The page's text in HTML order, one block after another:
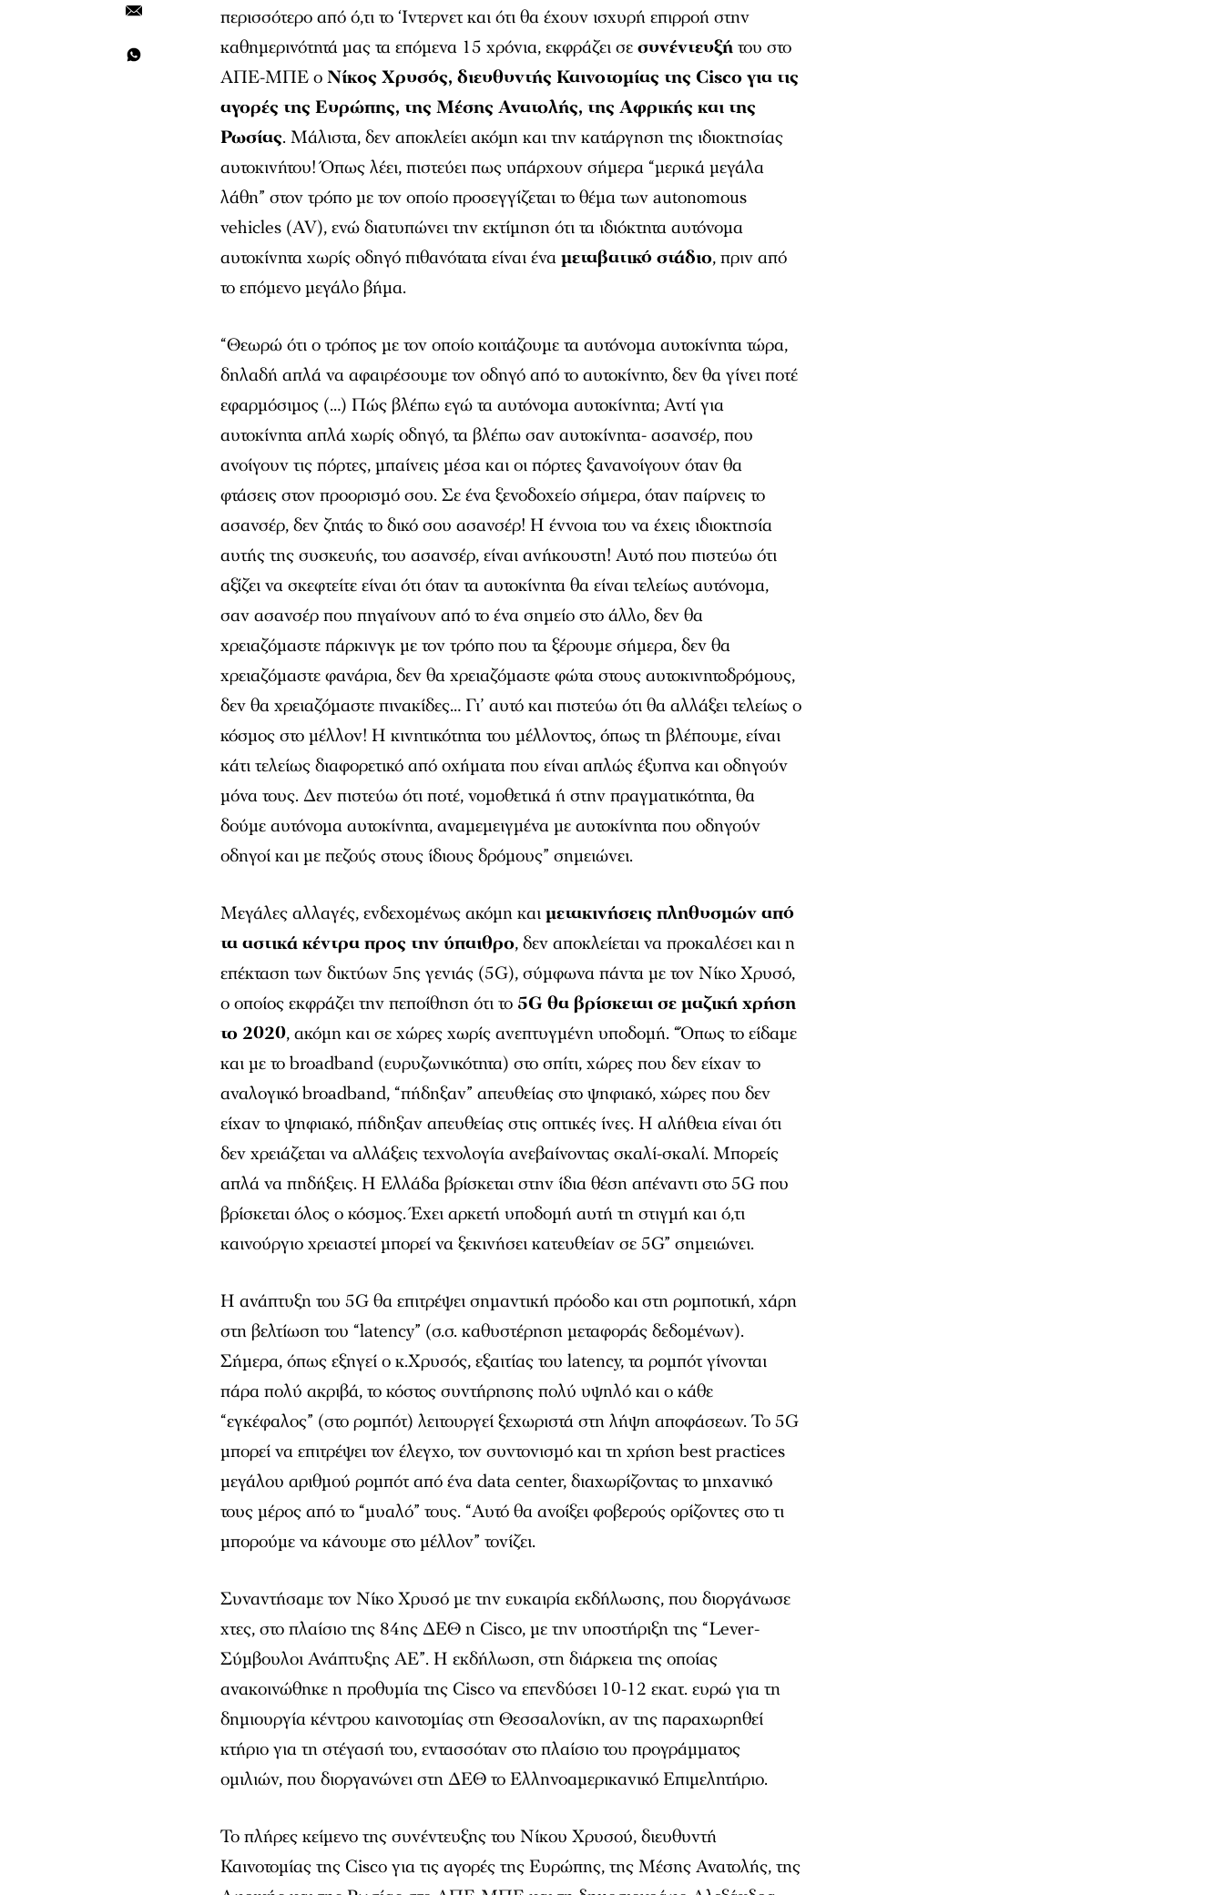
περισσότερο από ό,τι το ‘Ιντερνετ και ότι θα έχουν ισχυρή επιρροή στην
καθημερινότητά μας τα επόμενα 15 χρόνια, εκφράζει σεσυνέντευξήτου στο
ΑΠΕ-ΜΠΕ οΝίκος Χρυσός, διευθυντής Καινοτομίας της Cisco για τις
αγορές της Ευρώπης, της Μέσης Ανατολής, της Αφρικής και της
Ρωσίας. Μάλιστα, δεν αποκλείει ακόμη και την κατάργηση της ιδιοκτησίας
αυτοκινήτου! Όπως λέει, πιστεύει πως υπάρχουν σήμερα “μερικά μεγάλα
λάθη” στον τρόπο με τον οποίο προσεγγίζεται το θέμα των autonomous
vehicles (AV), ενώ διατυπώνει την εκτίμηση ότι τα ιδιόκτητα αυτόνομα
αυτοκίνητα χωρίς οδηγό πιθανότατα είναι έναμεταβατικό στάδιο, πριν από
το επόμενο μεγάλο βήμα.
“Θεωρώ ότι ο τρόπος με τον οποίο κοιτάζουμε τα αυτόνομα αυτοκίνητα τώρα,
δηλαδή απλά να αφαιρέσουμε τον οδηγό από το αυτοκίνητο, δεν θα γίνει ποτέ
εφαρμόσιμος (…) Πώς βλέπω εγώ τα αυτόνομα αυτοκίνητα; Αντί για
αυτοκίνητα απλά χωρίς οδηγό, τα βλέπω σαν αυτοκίνητα- ασανσέρ, που
ανοίγουν τις πόρτες, μπαίνεις μέσα και οι πόρτες ξανανοίγουν όταν θα
φτάσεις στον προορισμό σου. Σε ένα ξενοδοχείο σήμερα, όταν παίρνεις το
ασανσέρ, δεν ζητάς το δικό σου ασανσέρ! Η έννοια του να έχεις ιδιοκτησία
αυτής της συσκευής, του ασανσέρ, είναι ανήκουστη! Αυτό που πιστεύω ότι
αξίζει να σκεφτείτε είναι ότι όταν τα αυτοκίνητα θα είναι τελείως αυτόνομα,
σαν ασανσέρ που πηγαίνουν από το ένα σημείο στο άλλο, δεν θα
χρειαζόμαστε πάρκινγκ με τον τρόπο που τα ξέρουμε σήμερα, δεν θα
χρειαζόμαστε φανάρια, δεν θα χρειαζόμαστε φώτα στους αυτοκινητοδρόμους,
δεν θα χρειαζόμαστε πινακίδες… Γι’ αυτό και πιστεύω ότι θα αλλάξει τελείως ο
κόσμος στο μέλλον! Η κινητικότητα του μέλλοντος, όπως τη βλέπουμε, είναι
κάτι τελείως διαφορετικό από οχήματα που είναι απλώς έξυπνα και οδηγούν
μόνα τους. Δεν πιστεύω ότι ποτέ, νομοθετικά ή στην πραγματικότητα, θα
δούμε αυτόνομα αυτοκίνητα, αναμεμειγμένα με αυτοκίνητα που οδηγούν
οδηγοί και με πεζούς στους ίδιους δρόμους” σημειώνει.
Μεγάλες αλλαγές, ενδεχομένως ακόμη καιμετακινήσεις πληθυσμών από
τα αστικά κέντρα προς την ύπαιθρο, δεν αποκλείεται να προκαλέσει και η
επέκταση των δικτύων 5ης γενιάς (5G), σύμφωνα πάντα με τον Νίκο Χρυσό,
ο οποίος εκφράζει την πεποίθηση ότι το 5G θα βρίσκεται σε μαζική χρήση
το 2020, ακόμη και σε χώρες χωρίς ανεπτυγμένη υποδομή. “Όπως το είδαμε
και με το broadband (ευρυζωνικότητα) στο σπίτι, χώρες που δεν είχαν το
αναλογικό broadband, “πήδηξαν” απευθείας στο ψηφιακό, χώρες που δεν
είχαν το ψηφιακό, πήδηξαν απευθείας στις οπτικές ίνες. Η αλήθεια είναι ότι
δεν χρειάζεται να αλλάξεις τεχνολογία ανεβαίνοντας σκαλί-σκαλί. Μπορείς
απλά να πηδήξεις. Η Ελλάδα βρίσκεται στην ίδια θέση απέναντι στο 5G που
βρίσκεται όλος ο κόσμος. Έχει αρκετή υποδομή αυτή τη στιγμή και ό,τι
καινούργιο χρειαστεί μπορεί να ξεκινήσει κατευθείαν σε 5G” σημειώνει.
Η ανάπτυξη του 5G θα επιτρέψει σημαντική πρόοδο και στη ρομποτική, χάρη
στη βελτίωση του “latency” (σ.σ. καθυστέρηση μεταφοράς δεδομένων).
Σήμερα, όπως εξηγεί ο κ.Χρυσός, εξαιτίας του latency, τα ρομπότ γίνονται
πάρα πολύ ακριβά, το κόστος συντήρησης πολύ υψηλό και ο κάθε
“εγκέφαλος” (στο ρομπότ) λειτουργεί ξεχωριστά στη λήψη αποφάσεων. Το 5G
μπορεί να επιτρέψει τον έλεγχο, τον συντονισμό και τη χρήση best practices
μεγάλου αριθμού ρομπότ από ένα data center, διαχωρίζοντας το μηχανικό
τους μέρος από το “μυαλό” τους. “Αυτό θα ανοίξει φοβερούς ορίζοντες στο τι
μπορούμε να κάνουμε στο μέλλον” τονίζει.
Συναντήσαμε τον Νίκο Χρυσό με την ευκαιρία εκδήλωσης, που διοργάνωσε
χτες, στο πλαίσιο της 84ης ΔΕΘ η Cisco, με την υποστήριξη της “Lever-
Σύμβουλοι Ανάπτυξης ΑΕ”. Η εκδήλωση, στη διάρκεια της οποίας
ανακοινώθηκε η προθυμία της Cisco να επενδύσει 10-12 εκατ. ευρώ για τη
δημιουργία κέντρου καινοτομίας στη Θεσσαλονίκη, αν της παραχωρηθεί
κτήριο για τη στέγασή του, εντασσόταν στο πλαίσιο του προγράμματος
ομιλιών, που διοργανώνει στη ΔΕΘ το Ελληνοαμερικανικό Επιμελητήριο.
Το πλήρες κείμενο της συνέντευξης του Νίκου Χρυσού, διευθυντή
Καινοτομίας της Cisco για τις αγορές της Ευρώπης, της Μέσης Ανατολής, της